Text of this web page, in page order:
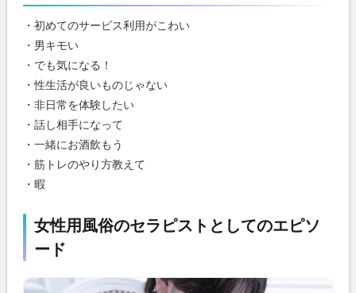
・初めてのサービス利用がこわい
・男キモい
・でも気になる！
・性生活が良いものじゃない
・非日常を体験したい
・話し相手になって
・一緒にお酒飲もう
・筋トレのやり方教えて
・暇
女性用風俗のセラピストとしてのエピソ
ード